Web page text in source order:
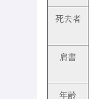
死去者
肩書
年齢